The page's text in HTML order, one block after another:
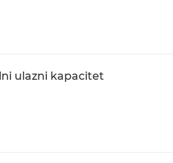
ulazni kapacitet